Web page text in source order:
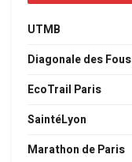
UTMB
Diagonale des Fous
EcoTrail Paris
SaintéLyon
Marathon de Paris